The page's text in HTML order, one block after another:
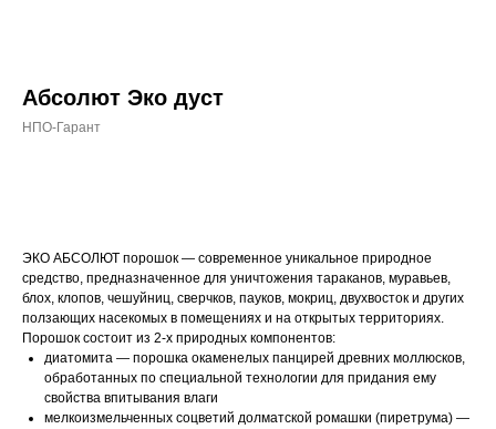
Абсолют Эко дуст
НПО-Гарант
ЭКО АБСОЛЮТ порошок — современное уникальное природное
средство, предназначенное для уничтожения тараканов, муравьев,
блох, клопов, чешуйниц, сверчков, пауков, мокриц, двухвосток и других
ползающих насекомых в помещениях и на открытых территориях.
Порошок состоит из 2-х природных компонентов:
диатомита — порошка окаменелых панцирей древних моллюсков,
обработанных по специальной технологии для придания ему
свойства впитывания влаги
мелкоизмельченных соцветий долматской ромашки (пиретрума) —